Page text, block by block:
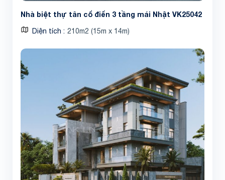
Nhà biệt thự tân cổ điển 3 tầng mái Nhật VK25042
Diện tích 210m2 (15m x 14m)